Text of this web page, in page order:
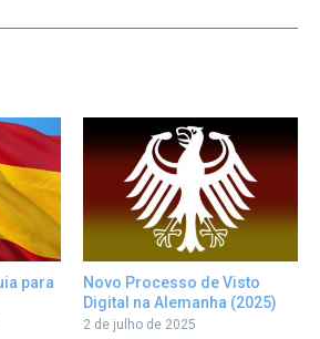
para
Novo Processo de Visto
Digital na Alemanha (2025)
2 de julho de 2025